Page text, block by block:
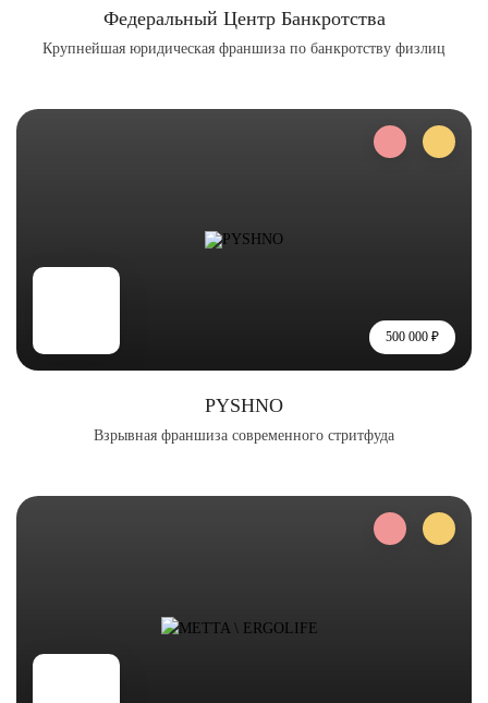
Федеральный Центр Банкротства
Крупнейшая юридическая франшиза по банкротству физлиц
500 000 ₽
PYSHNO
Взрывная франшиза современного стритфуда